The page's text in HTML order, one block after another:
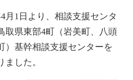
月1日より、相談支援センタ
取県東部4町（岩美町、八頭
）基幹相談支援センターを
した。